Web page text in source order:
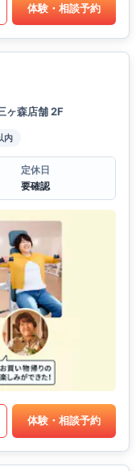
体験・相談予約
ヶ森店舗 2F
内
定休日
要確認
体験・相談予約